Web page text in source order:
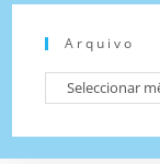
Arquivo